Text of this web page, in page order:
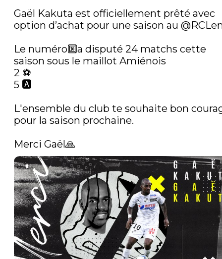
Gaël Kakuta est officiellement prêté avec
option d’achat pour une saison au
Le numéro🔟a disputé 24 matchs cette
saison sous le maillot Amiénois
2 ⚽️
5 🅰️
L'ensemble du club te souhaite bon
pour la saison prochaine.
Merci Gaël🙏